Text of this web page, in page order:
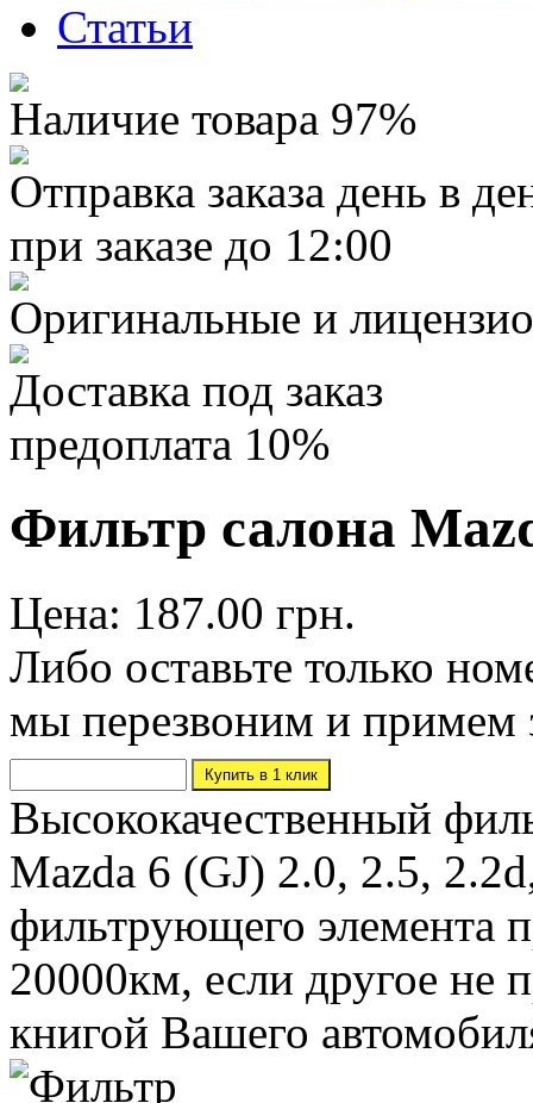
Статьи
Наличие товара 97%
Отправка заказа день в
при заказе до 12:00
Оригинальные и
Доставка под заказ
предоплата 10%
Фильтр салона
Цена: 187.00 грн.
Либо оставьте только
мы перезвоним и примем
Высококачественный
Mazda 6 (GJ) 2.0, 2.5,
фильтрующего элемента
20000км, если другое не
книгой Вашего